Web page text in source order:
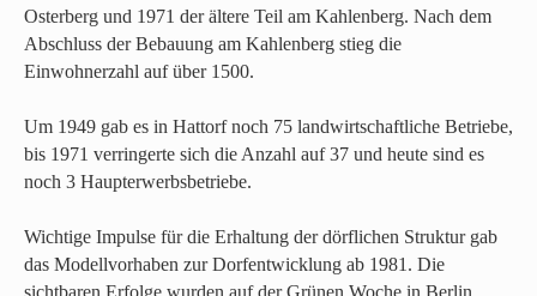
Osterberg und 1971 der ältere Teil am Kahlenberg. Nach dem
Abschluss der Bebauung am Kahlenberg stieg die
Einwohnerzahl auf über 1500.
Um 1949 gab es in Hattorf noch 75 landwirtschaftliche Betriebe,
bis 1971 verringerte sich die Anzahl auf 37 und heute sind es
noch 3 Haupterwerbsbetriebe.
Wichtige Impulse für die Erhaltung der dörflichen Struktur gab
das Modellvorhaben zur Dorfentwicklung ab 1981. Die
sichtbaren Erfolge wurden auf der Grünen Woche in Berlin